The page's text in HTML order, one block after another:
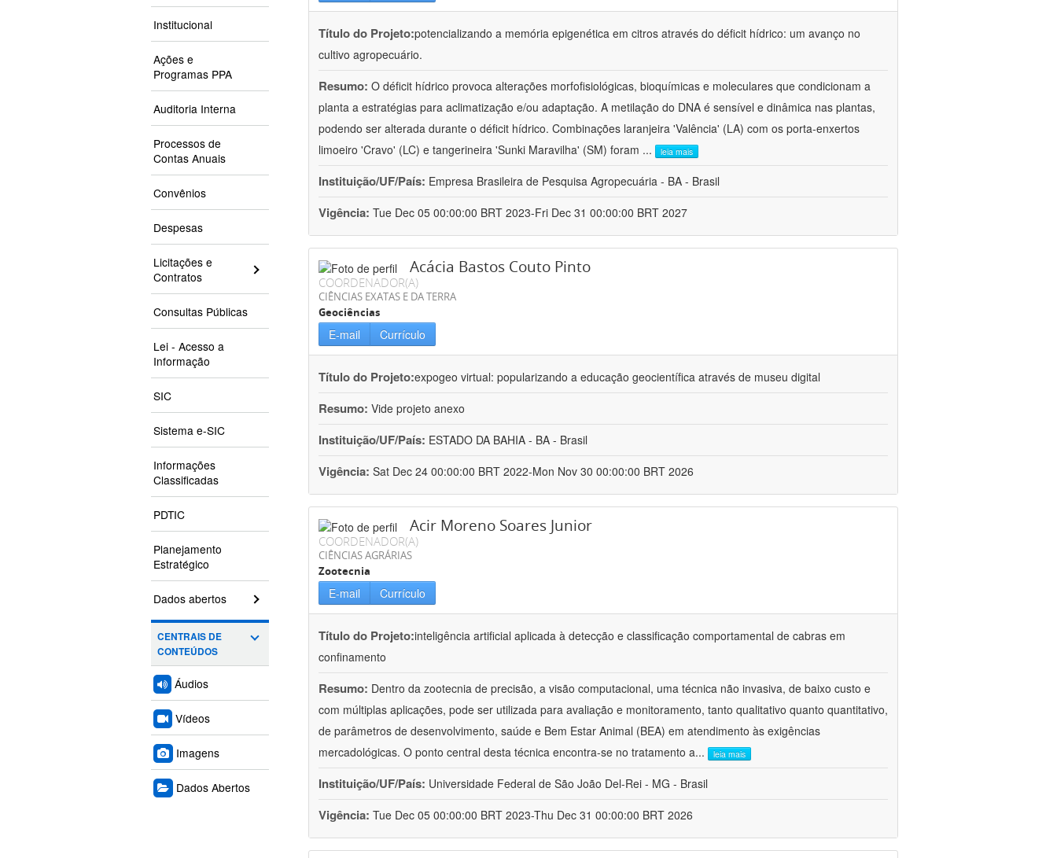
Institucional
Ações e
Programas PPA
Auditoria Interna
Processos de
Contas Anuais
Convênios
Despesas
Licitações e
Contratos
Consultas Públicas
Lei - Acesso a
Informação
SIC
Sistema e-SIC
Informações
Classificadas
PDTIC
Planejamento
Estratégico
Dados abertos
CENTRAIS DE
CONTEÚDOS
Áudios
Vídeos
Imagens
Dados Abertos
Título do Projeto:potencializando a memória epigenética em citros através do déficit hídrico: um avanço no
cultivo agropecuário.
Resumo: O déficit hídrico provoca alterações morfofisiológicas, bioquímicas e moleculares que condicionam a
planta a estratégias para aclimatização e/ou adaptação. A metilação do DNA é sensível e dinâmica nas plantas,
podendo ser alterada durante o déficit hídrico. Combinações laranjeira 'Valência' (LA) com os porta-enxertos
limoeiro 'Cravo' (LC) e tangerineira 'Sunki Maravilha' (SM) foram ... leia mais
Instituição/UF/País: Empresa Brasileira de Pesquisa Agropecuária - BA - Brasil
Vigência: Tue Dec 05 00:00:00 BRT 2023-Fri Dec 31 00:00:00 BRT 2027
Acácia Bastos Couto Pinto
COORDENADOR(A)
CIÊNCIAS EXATAS E DA TERRA
Geociências
E-mail Currículo
Título do Projeto:expogeo virtual: popularizando a educação geocientífica através de museu digital
Resumo: Vide projeto anexo
Instituição/UF/País: ESTADO DA BAHIA - BA - Brasil
Vigência: Sat Dec 24 00:00:00 BRT 2022-Mon Nov 30 00:00:00 BRT 2026
Acir Moreno Soares Junior
COORDENADOR(A)
CIÊNCIAS AGRÁRIAS
Zootecnia
E-mail Currículo
Título do Projeto:inteligência artificial aplicada à detecção e classificação comportamental de cabras em
confinamento
Resumo: Dentro da zootecnia de precisão, a visão computacional, uma técnica não invasiva, de baixo custo e
com múltiplas aplicações, pode ser utilizada para avaliação e monitoramento, tanto qualitativo quanto quantitativo,
de parâmetros de desenvolvimento, saúde e Bem Estar Animal (BEA) em atendimento às exigências
mercadológicas. O ponto central desta técnica encontra-se no tratamento a... leia mais
Instituição/UF/País: Universidade Federal de São João Del-Rei - MG - Brasil
Vigência: Tue Dec 05 00:00:00 BRT 2023-Thu Dec 31 00:00:00 BRT 2026